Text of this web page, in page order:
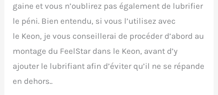
gaine et vous n’oublirez pas également de lubrifier
le péni. Bien entendu, si vous l’utilisez avec
le Keon, je vous conseillerai de procéder d’abord au
montage du FeelStar dans le Keon, avant d’y
ajouter le lubrifiant afin d’éviter qu’il ne se répande
en dehors..